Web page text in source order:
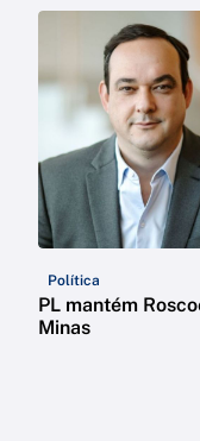
Política
PL mantém
Minas